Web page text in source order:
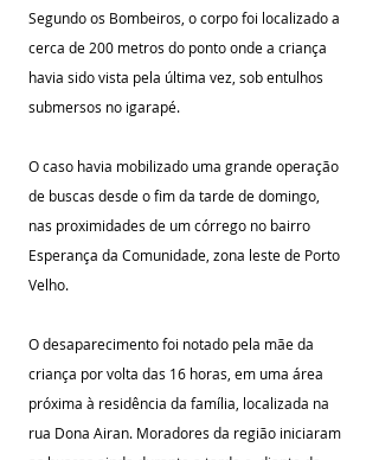
Segundo os Bombeiros, o corpo foi localizado a
cerca de 200 metros do ponto onde a criança
havia sido vista pela última vez, sob entulhos
submersos no igarapé.
O caso havia mobilizado uma grande operação
de buscas desde o fim da tarde de domingo,
nas proximidades de um córrego no bairro
Esperança da Comunidade, zona leste de Porto
Velho.
O desaparecimento foi notado pela mãe da
criança por volta das 16 horas, em uma área
próxima à residência da família, localizada na
rua Dona Airan. Moradores da região iniciaram